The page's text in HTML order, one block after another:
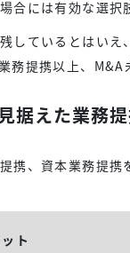
合には有効な選択
しているとはい
務提携以上、
据えた業務
携、資本業務提
ト